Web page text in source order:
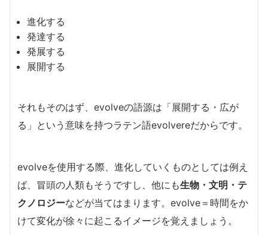
進化する
発達する
発展する
展開する
それもそのはず、evolveの語源は「展開する・広が
る」という意味を持つラテン語evolvereだからです。
evolveを使用する際、進化していくものとしては例え
ば、冒頭の人類もそうですし、他にも生物・文明・テ
クノロジーなどが当てはまります。evolve＝時間をか
けて変化が徐々に起こるイメージを覚えましょう。